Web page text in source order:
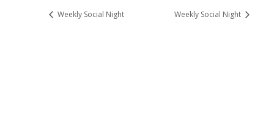
Weekly Social Night Weekly Social Night